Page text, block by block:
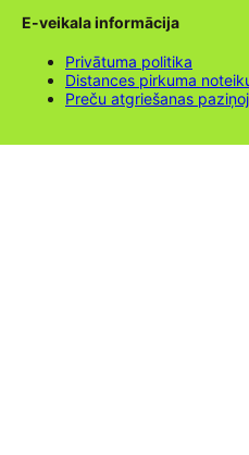
E-veikala informācija
Privātuma politika
Distances pirkuma
Preču atgriešanas